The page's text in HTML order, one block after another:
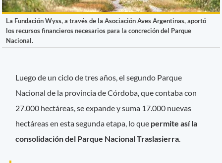
La Fundación Wyss, a través de la Asociación Aves Argentinas, aportó
los recursos financieros necesarios para la concreción del Parque
Nacional.
Luego de un ciclo de tres años, el segundo Parque
Nacional de la provincia de Córdoba, que contaba con
27.000 hectáreas, se expande y suma 17.000 nuevas
hectáreas en esta segunda etapa, lo que permite así la
consolidación del Parque Nacional Traslasierra